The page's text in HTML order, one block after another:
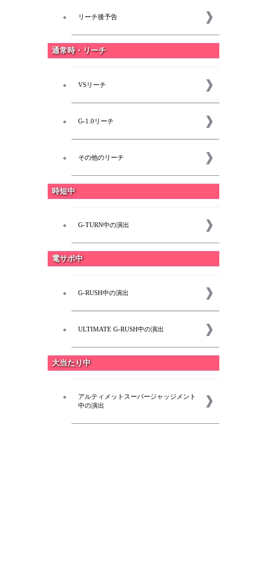
リーチ後予告
通常時・リーチ
VSリーチ
G-1.0リーチ
その他のリーチ
時短中
G-TURN中の演出
電サポ中
G-RUSH中の演出
ULTIMATE G-RUSH中の演出
大当たり中
アルティメットスーパージャッジメント
中の演出